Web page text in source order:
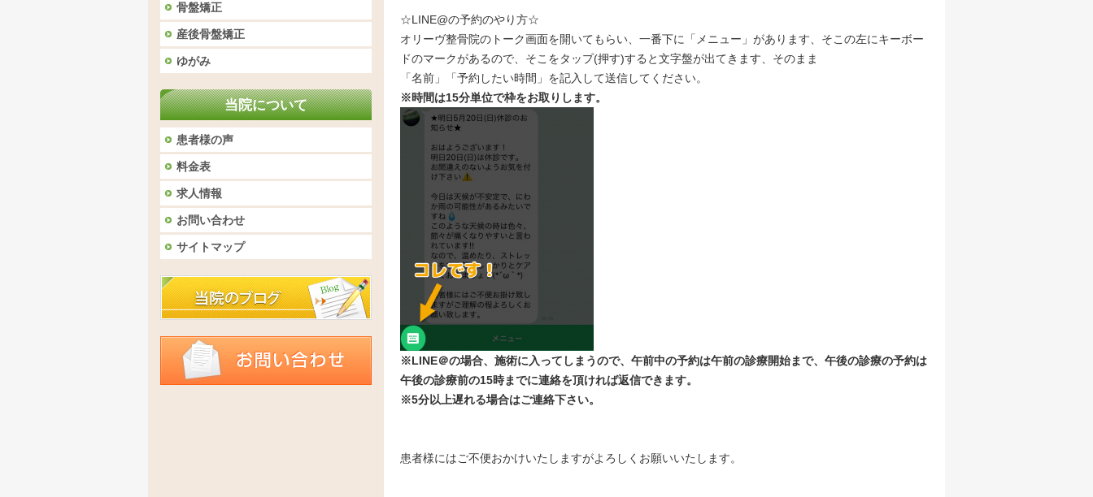
☆LINE@の予約のやり方☆
オリーヴ整骨院のトーク画面を開いてもらい、一番下に「メニュー」があります、そこの左にキーボー
ドのマークがあるので、そこをタップ(押す)すると文字盤が出てきます、そのまま
「名前」「予約したい時間」を記入して送信してください。
※時間は15分単位で枠をお取りします。
※LINE＠の場合、施術に入ってしまうので、午前中の予約は午前の診療開始まで、午後の診療の予約は
午後の診療前の15時までに連絡を頂ければ返信できます。
※5分以上遅れる場合はご連絡下さい。
患者様にはご不便おかけいたしますがよろしくお願いいたします。
骨盤矯正
産後骨盤矯正
ゆがみ
当院について
患者様の声
料金表
求人情報
お問い合わせ
サイトマップ